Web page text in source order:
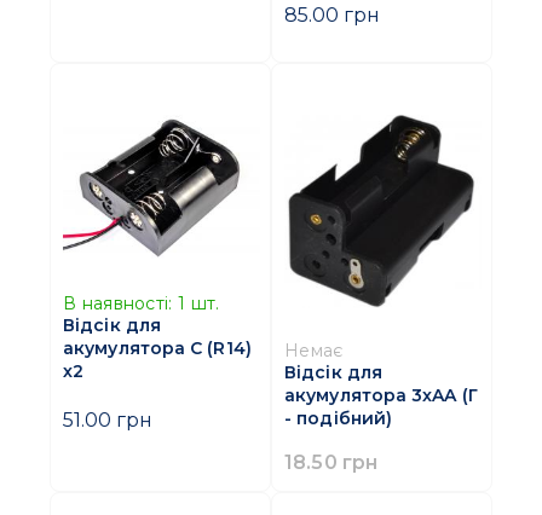
85.00 грн
В наявності: 1 шт.
Відсік для
акумулятора C (R14)
х2
51.00 грн
Немає
Відсік для
акумулятора 3xAA (Г
- подібний)
18.50 грн